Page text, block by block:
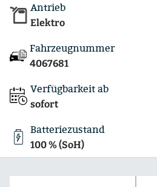
Antrieb
Elektro
Fahrzeugnummer
4067681
Verfügbarkeit ab
sofort
Batteriezustand
100 % (SoH)